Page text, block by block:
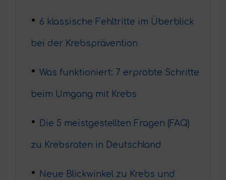
6 klassische Fehltritte im Überblick
bei der Krebsprävention
Was funktioniert: 7 erprobte Schritte
beim Umgang mit Krebs
Die 5 meistgestellten Fragen (FAQ)
zu Krebsraten in Deutschland
Neue Blickwinkel zu Krebs und